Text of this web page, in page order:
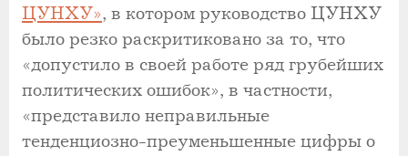
ЦУНХУ», в котором руководство ЦУНХУ
было резко раскритиковано за то, что
«допустило в своей работе ряд грубейших
политических ошибок», в частности,
«представило неправильные
тенденциозно-преуменьшенные цифры о